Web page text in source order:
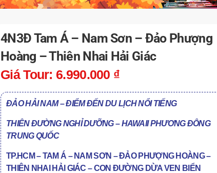
4N3Đ Tam Á – Nam Sơn – Đảo Phượng
Hoàng – Thiên Nhai Hải Giác
Giá Tour: 6.990.000 ₫
ĐẢO HẢI NAM –ĐIỂMĐẾN DU LỊCH NỔI TIẾNG
THIÊN ĐƯỜNG NGHỈ DƯỠNG–HAWAII PHƯƠNG ĐÔNG
TRUNG QUỐC
TP.HCM – TAM Á – NAM SƠN –ĐẢO PHƯỢNG HOÀNG –
THIÊN NHAI H ẢI GIÁC – CON ĐƯỜNG DỪA VEN BI ỂN